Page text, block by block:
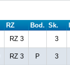
RZ Bod. Sk.
RZ 3 3
RZ 3 P 3